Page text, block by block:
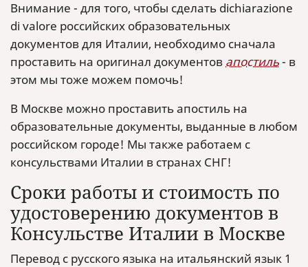
Внимание - для того, чтобы сделать dichiarazione
di valore российских образовательных
документов для Италии, необходимо сначала
проставить на оригинал документов апостиль- в
этом мы тоже можем помочь!
В Москве можно проставить апостиль на
образовательные документы, выданные в любом
российском городе! Мы также работаем с
консульствами Италии в странах СНГ!
Сроки работы и стоимость по
удостоверению документов в
Консульстве Италии в Москве
Перевод с русского языка на итальянский язык 1